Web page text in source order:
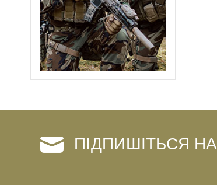
ПІДПИШІТЬСЯ